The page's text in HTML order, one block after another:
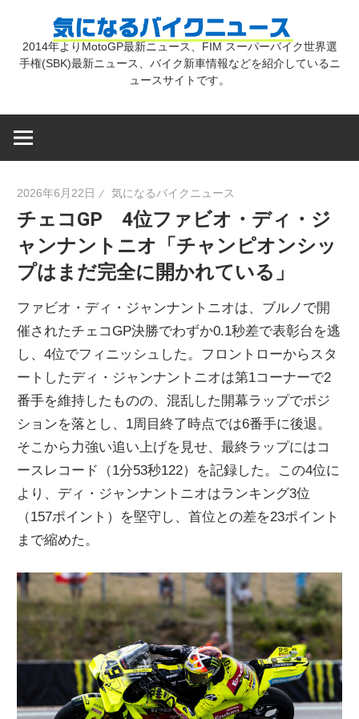
気
バ
ク
ニ
ュ
ー
2014年よりMotoGP最新ニュース、FIM スーパーバイク世界選
手権(SBK)最新ニュース、バイク新車情報などを紹介しているニ
ュースサイトです。
2026年6月22日 気になるバイクニュース
チェコGP 4位ファビオ・ディ・ジ
ャンナントニオ「チャンピオンシッ
プはまだ完全に開かれている」
ファビオ・ディ・ジャンナントニオは、ブルノで開
催されたチェコGP決勝でわずか0.1秒差で表彰台を逃
し、4位でフィニッシュした。フロントローからスタ
ートしたディ・ジャンナントニオは第1コーナーで2
番手を維持したものの、混乱した開幕ラップでポジ
ションを落とし、1周目終了時点では6番手に後退。
そこから力強い追い上げを見せ、最終ラップにはコ
ースレコード（1分53秒122）を記録した。この4位に
より、ディ・ジャンナントニオはランキング3位
（157ポイント）を堅守し、首位との差を23ポイント
まで縮めた。